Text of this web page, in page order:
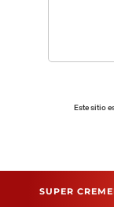
Este sitio
SUPER